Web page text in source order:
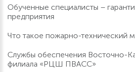
Обученные специалисты –
предприятия
Что такое пожарно-технический
Службы обеспечения Восточно-
филиала «РЦШ ПВАСС»